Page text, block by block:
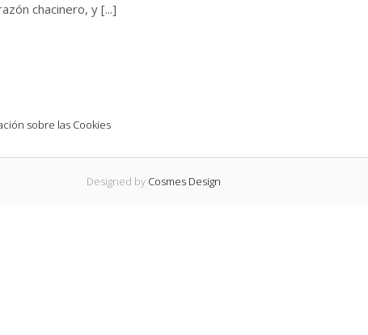
chacinero, y [...]
sobre las Cookies
Designed by Cosmes Design